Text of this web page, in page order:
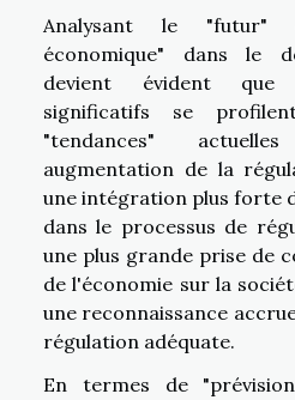
Analysant le "futur"
économique" dans le
devient évident que
significatifs se
"tendances"
augmentation de la
une intégration plus forte
dans le processus de
une plus grande prise de
de l'économie sur la
une reconnaissance
régulation adéquate.
En termes de